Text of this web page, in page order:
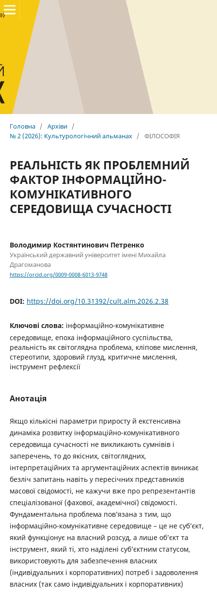
Головна / Архіви /
№ 2 (2026): Культурологічний альманах / ФІЛОСОФІЯ
РЕАЛЬНІСТЬ ЯК ПРОБЛЕМНИЙ
ФАКТОР ІНФОРМАЦІЙНО-
КОМУНІКАТИВНОГО
СЕРЕДОВИЩА СУЧАСНОСТІ
Володимир Костянтинович Петренко
Український державний університет імені Михайла
Драгоманова
https://orcid.org/0009-0008-6013-9748
DOI: https://doi.org/10.31392/cult.alm.2026.2.38
Ключові слова: інформаційно-комунікативне
середовище, епоха інформаційного суспільства,
реальність як світоглядна проблема, кліпове мислення,
стереотипи, здоровий глузд, критичне мислення,
інструмент рефлексії
Анотація
Якщо кількісні параметри приросту й екстенсивна
динаміка розвитку інформаційно-комунікативного
середовища сучасності не викликають сумнівів і
заперечень, то до якісних, світоглядних,
інтерпретаційних та аргументаційних аспектів виникає
безліч запитань навіть у пересічних представників
масової свідомості, не кажучи вже про репрезентантів
спеціалізованої (фахової, академічної) свідомості.
Фундаментальна проблема пов’язана з тим, що
інформаційно-комунікативне середовище – це не суб’єкт,
який функціонує на власний розсуд, а лише об’єкт та
інструмент, який ті, хто наділені суб’єктним статусом,
використовують для забезпечення власних
(індивідуальних і корпоративних) потреб і задоволення
власних (так само індивідуальних і корпоративних)